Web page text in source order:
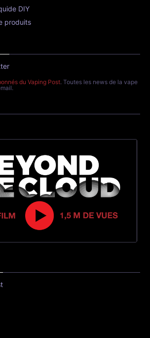
DIY
produits
du Vaping Post. Toutes les news de la vape